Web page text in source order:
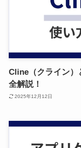
Cline（クライン）
全解説！
2025年12月12日